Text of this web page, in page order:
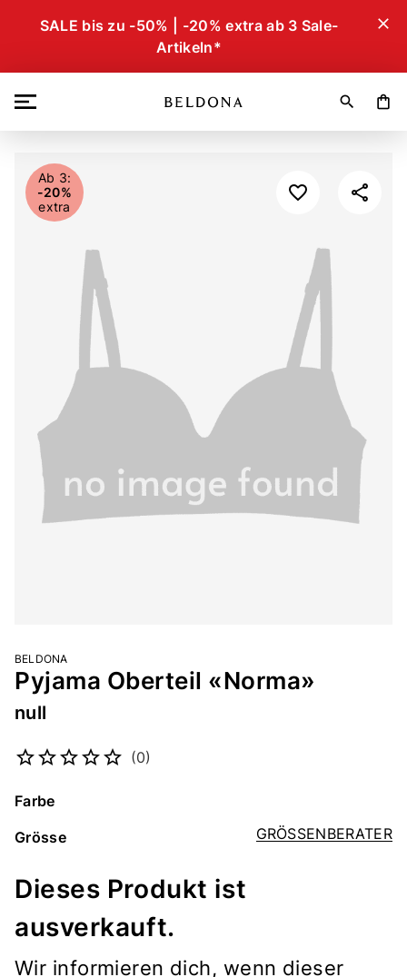
SALE bis zu -50% | -20% extra ab 3 Sale-
Artikeln*
close
search shopping_bag
Ab 3:
-20%
extra
BELDONA
Pyjama Oberteil «Norma»
null
(0)
Farbe
GRÖSSENBERATER
Grösse
Dieses Produkt ist
ausverkauft.
Wir informieren dich, wenn dieser